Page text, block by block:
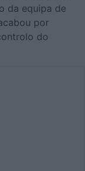
da equipa de
por
do